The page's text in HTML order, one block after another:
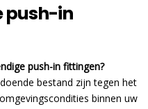
push-in
push-in fittingen?
bestand zijn tegen het
binnen uw